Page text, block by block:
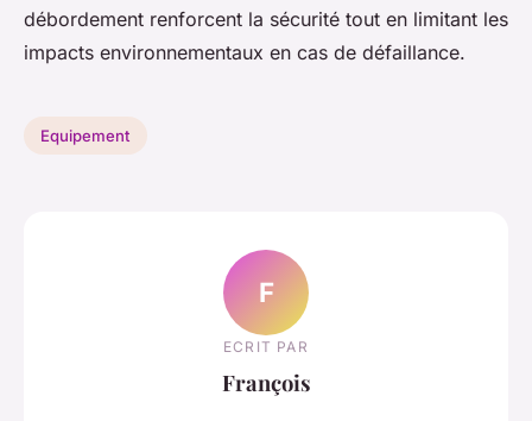
débordement renforcent la sécurité tout en limitant les
impacts environnementaux en cas de défaillance.
Equipement
F
ECRIT PAR
François